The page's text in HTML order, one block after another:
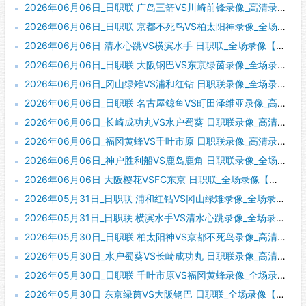
2026年06月06日_日职联 广岛三箭VS川崎前锋录像_高清录像【全场回放】
2026年06月06日_日职联 京都不死鸟VS柏太阳神录像_全场录像【视频集锦】
2026年06月06日 清水心跳VS横滨水手 日职联_全场录像【视频集锦】
2026年06月06日_日职联 大阪钢巴VS东京绿茵录像_全场录像【高清回放】
2026年06月06日_冈山绿雉VS浦和红钻 日职联录像_全场录像【全场回放】
2026年06月06日_日职联 名古屋鲸鱼VS町田泽维亚录像_高清录像【全场回放】
2026年06月06日_长崎成功丸VS水户蜀葵 日职联录像_高清录像【全场回放】
2026年06月06日_福冈黄蜂VS千叶市原 日职联录像_高清录像【全场回放】
2026年06月06日_神户胜利船VS鹿岛鹿角 日职联录像_全场录像【视频集锦】
2026年06月06日 大阪樱花VSFC东京 日职联_全场录像【视频集锦】
2026年05月31日_日职联 浦和红钻VS冈山绿雉录像_全场录像【视频集锦】
2026年05月31日_日职联 横滨水手VS清水心跳录像_全场录像【高清回放】
2026年05月30日_日职联 柏太阳神VS京都不死鸟录像_高清录像【全场回放】
2026年05月30日_水户蜀葵VS长崎成功丸 日职联录像_高清录像【全场回放】
2026年05月30日_日职联 千叶市原VS福冈黄蜂录像_全场录像【高清回放】
2026年05月30日 东京绿茵VS大阪钢巴 日职联_全场录像【全场回放】